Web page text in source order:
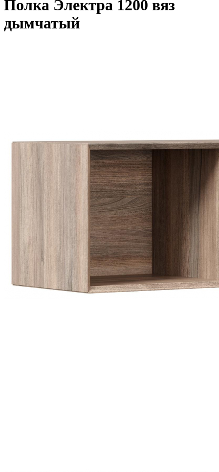
Полка Электра 1200 вяз
дымчатый